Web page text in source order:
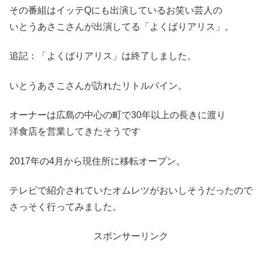
その番組はイッテQにも出演しているお笑い芸人の
いとうあさこさんが出演してる「よくばりアリス」。
追記：「よくばりアリス」は終了しました。
いとうあさこさんが訪れたリトルパイン。
オーナーは広島の中心の町で30年以上の長きに渡り
洋食店を営業してきたそうです
2017年の4月から現住所に移転オープン。
テレビで紹介されていたオムレツがおいしそうだったので
さっそく行ってみました。
スポンサーリンク